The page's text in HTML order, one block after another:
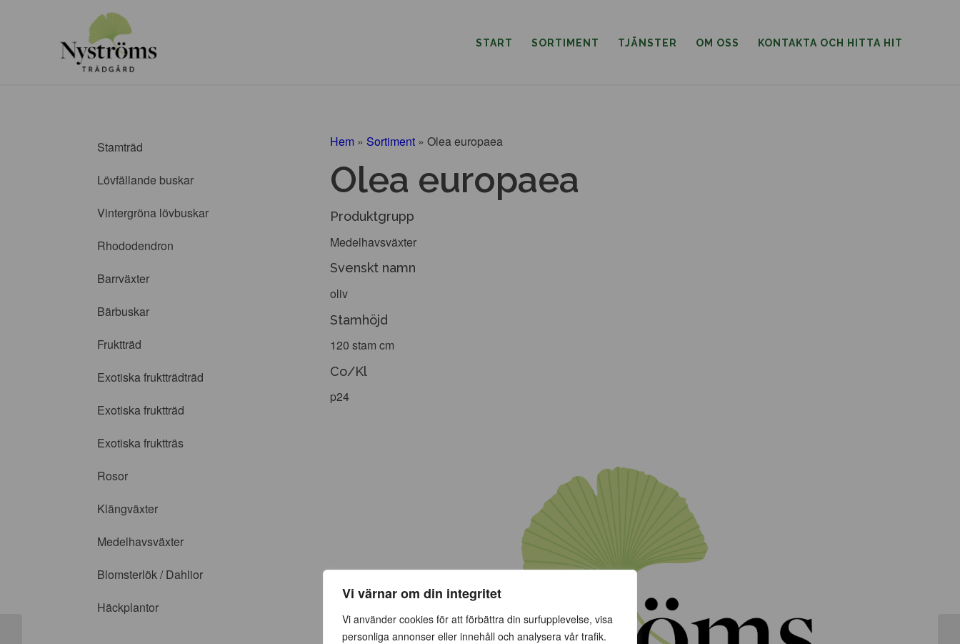
Vi värnar om din integritet
Vi använder cookies för att förbättra din surfupplevelse, visa
personliga annonser eller innehåll och analysera vår trafik.
START SORTIMENT TJÄNSTER OM OSS KONTAKTA OCH HITTA HIT
Stamträd
Lövfällande buskar
Vintergröna lövbuskar
Rhododendron
Barrväxter
Bärbuskar
Fruktträd
Exotiska fruktträdträd
Exotiska fruktträd
Exotiska fruktträs
Rosor
Klängväxter
Medelhavsväxter
Blomsterlök / Dahlior
Häckplantor
Hem » Sortiment » Olea europaea
Olea europaea
Produktgrupp
Medelhavsväxter
Svenskt namn
oliv
Stamhöjd
120 stam cm
Co/Kl
p24